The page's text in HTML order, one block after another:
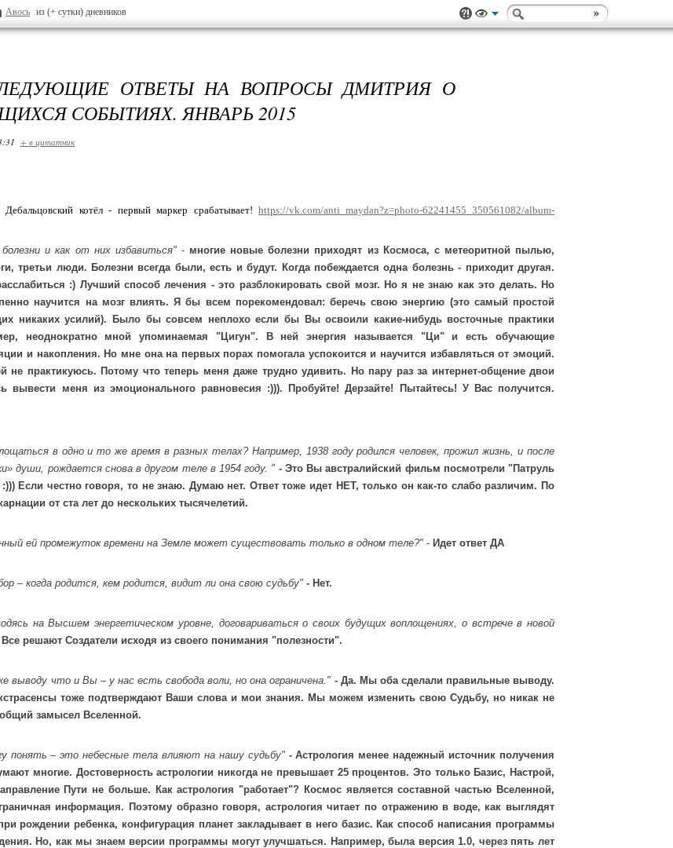
Авось из (+ сутки) дневников
ОТВЕТЫ НА ВОПРОСЫ ДМИТРИЯ О
СОБЫТИЯХ. ЯНВАРЬ 2015
+ в цитатник
котёл - первый маркер срабатывает! https://vk.com/anti_maydan?z=photo-62241455_350561082/album-
и как от них избавиться"-многие новые болезни приходят из Космоса, с метеоритной пылью,
третьи люди. Болезни всегда были, есть и будут. Когда побеждается одна болезнь - приходит другая.
:) Лучший способ лечения - это разблокировать свой мозг. Но я не знаю как это делать. Но
научится на мозг влиять. Я бы всем порекомендовал: беречь свою энергию (это самый простой
никаких усилий). Было бы совсем неплохо если бы Вы освоили какие-нибудь восточные практики
неоднократно мной упоминаемая "Цигун". В ней энергия называется "Ци" и есть обучающие
и накопления. Но мне она на первых порах помогала успокоится и научится избавляться от эмоций.
не практикуюсь. Потому что теперь меня даже трудно удивить. Но пару раз за интернет-общение двои
вывести меня из эмоционального равновесия :))). Пробуйте! Дерзайте! Пытайтесь! У Вас получится.
в одно и то же время в разных телах? Например, 1938 году родился человек, прожил жизнь, и после
души, рождается снова в другом теле в 1954 году. " - Это Вы австралийский фильм посмотрели "Патруль
Если честно говоря, то не знаю. Думаю нет. Ответ тоже идет НЕТ, только он как-то слабо различим. По
от ста лет до нескольких тысячелетий.
ей промежуток времени на Земле может существовать только в одном теле?" - Идет ответ ДА
– когда родится, кем родится, видит ли она свою судьбу" - Нет.
на Высшем энергетическом уровне, договариваться о своих будущих воплощениях, о встрече в новой
Все решают Создатели исходя из своего понимания "полезности".
выводу что и Вы – у нас есть свобода воли, но она ограничена." - Да. Мы оба сделали правильные выводу.
тоже подтверждают Ваши слова и мои знания. Мы можем изменить свою Судьбу, но никак не
замысел Вселенной.
понять – это небесные тела влияют на нашу судьбу" - Астрология менее надежный источник получения
многие. Достоверность астрологии никогда не превышает 25 процентов. Это только Базис, Настрой,
Пути не больше. Как астрология "работает"? Космос является составной частью Вселенной,
информация. Поэтому образно говоря, астрология читает по отражению в воде, как выглядят
рождении ребенка, конфигурация планет закладывает в него базис. Как способ написания программы
Но, как мы знаем версии программы могут улучшаться. Например, была версия 1.0, через пять лет